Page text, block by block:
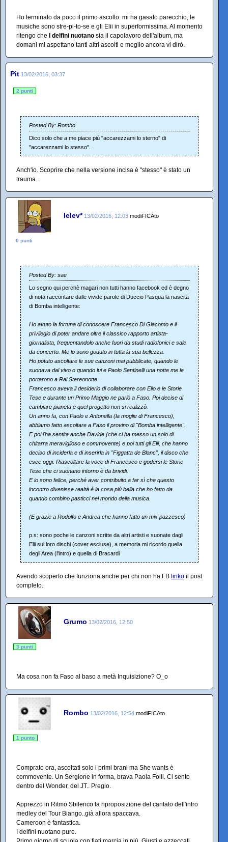
Ho terminato da poco il primo ascolto: mi ha gasato parecchio, le
musiche sono stre-pi-to-se e gli Elii in superformissima. Al momento
ritengo che
I delfini nuotano sia il capolavoro dell'album, ma
domani mi aspettano tanti altri ascolti e meglio ancora vi dirò.
Pit 13/02/2016, 03:37
2 punti
Posted By: Rombo
Dico solo che a me piace più "accarezzami lo sterno" di
"accarezzami lo stesso".
Anch'io. Scoprire che nella versione incisa è "stesso" è stato un
trauma...
lelev* 13/02/2016, 12:03 modiFICAto
0 punti
Posted By: sae
Lo segno qui perchè magari non tutti hanno facebook ed è degno
di nota raccontare dalle vivide parole di Duccio Pasqua la nascita
di Bomba intelligente:
Ho avuto la fortuna di conoscere Francesco Di Giacomo e il
privilegio di poter andare oltre il classico rapporto artista-
giornalista, frequentandolo anche fuori da studi radiofonici e sale
da concerto. Me lo sono goduto in tutta la sua bellezza.
Ho potuto ascoltare le sue canzoni mai pubblicate, quando le
suonava dal vivo o quando lui e Paolo Sentinelli una notte me le
portarono a Rai Stereonotte.
Francesco aveva il desiderio di collaborare con Elio e le Storie
Tese e durante un Primo Maggio ne parlò a Faso. Poi decise di
cambiare pianeta e quel progetto non si realizzò.
Un anno fa, con Paolo e Antonella (la moglie di Francesco),
abbiamo fatto ascoltare a Faso il provino di "Bomba intelligente".
E poi l'ha sentita anche Davide (che ci ha messo un solo di
chitarra meraviglioso e commovente) e poi tutti gli Elii, che hanno
deciso di inciderla e di inserirla in "Figgatta de Blanc", il disco che
esce oggi. Riascoltare la voce di Francesco e godersi le Storie
Tese che ci suonano intorno è da brividi.
E io sono felice, perché aver contribuito a far sì che questo
incontro divenisse realtà è la cosa più bella che ho fatto da
quando combino pasticci nel mondo della musica.
(E grazie a Rodolfo e Andrea che hanno fatto un mix pazzesco)
p.s: sono poche le canzoni scritte da altri artisti e suonate dagli
Elii sui loro dischi (cover escluse), a memoria mi ricordo quella
degli Area (l'intro) e quella di Bracardi
Avendo scoperto che funziona anche per chi non ha FB linko il post
completo.
Grumo 13/02/2016, 12:50
3 punti
Ma cosa non fa Faso al baso a metà Inquisizione? O_o
Rombo 13/02/2016, 12:54 modiFICAto
1 punto
Comprato ora, ascoltati solo i primi brani ma She wants è
commovente. Un Sergione in forma, brava Paola Folli. Ci sento
dentro del Wonder, del JT.. Pregio.
Apprezzo in Ritmo Sbilenco la riproposizione del cantato dell'intro
medley del Tour Biango..già allora spaccava.
Cameroon è fantastica.
I delfini nuotano pure.